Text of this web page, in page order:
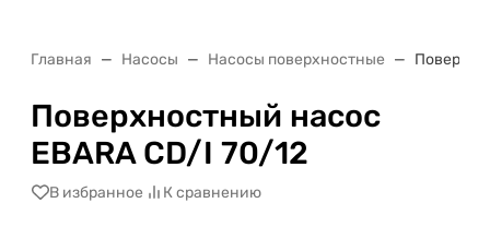
Главная Насосы Насосы поверхностные
Поверхностный насос
EBARA CD/I 70/12
В избранное К сравнению